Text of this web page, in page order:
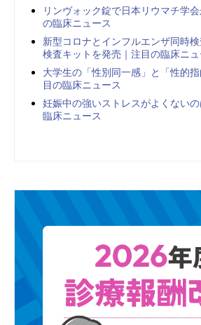
リンヴォック錠で日本リウマチ学
の臨床ニュース
新型コロナとインフルエンザ同時
検査キットを発売｜注目の臨床ニュ
大学生の「性別同一感」と「性的
目の臨床ニュース
妊娠中の強いストレスがよくない
臨床ニュース